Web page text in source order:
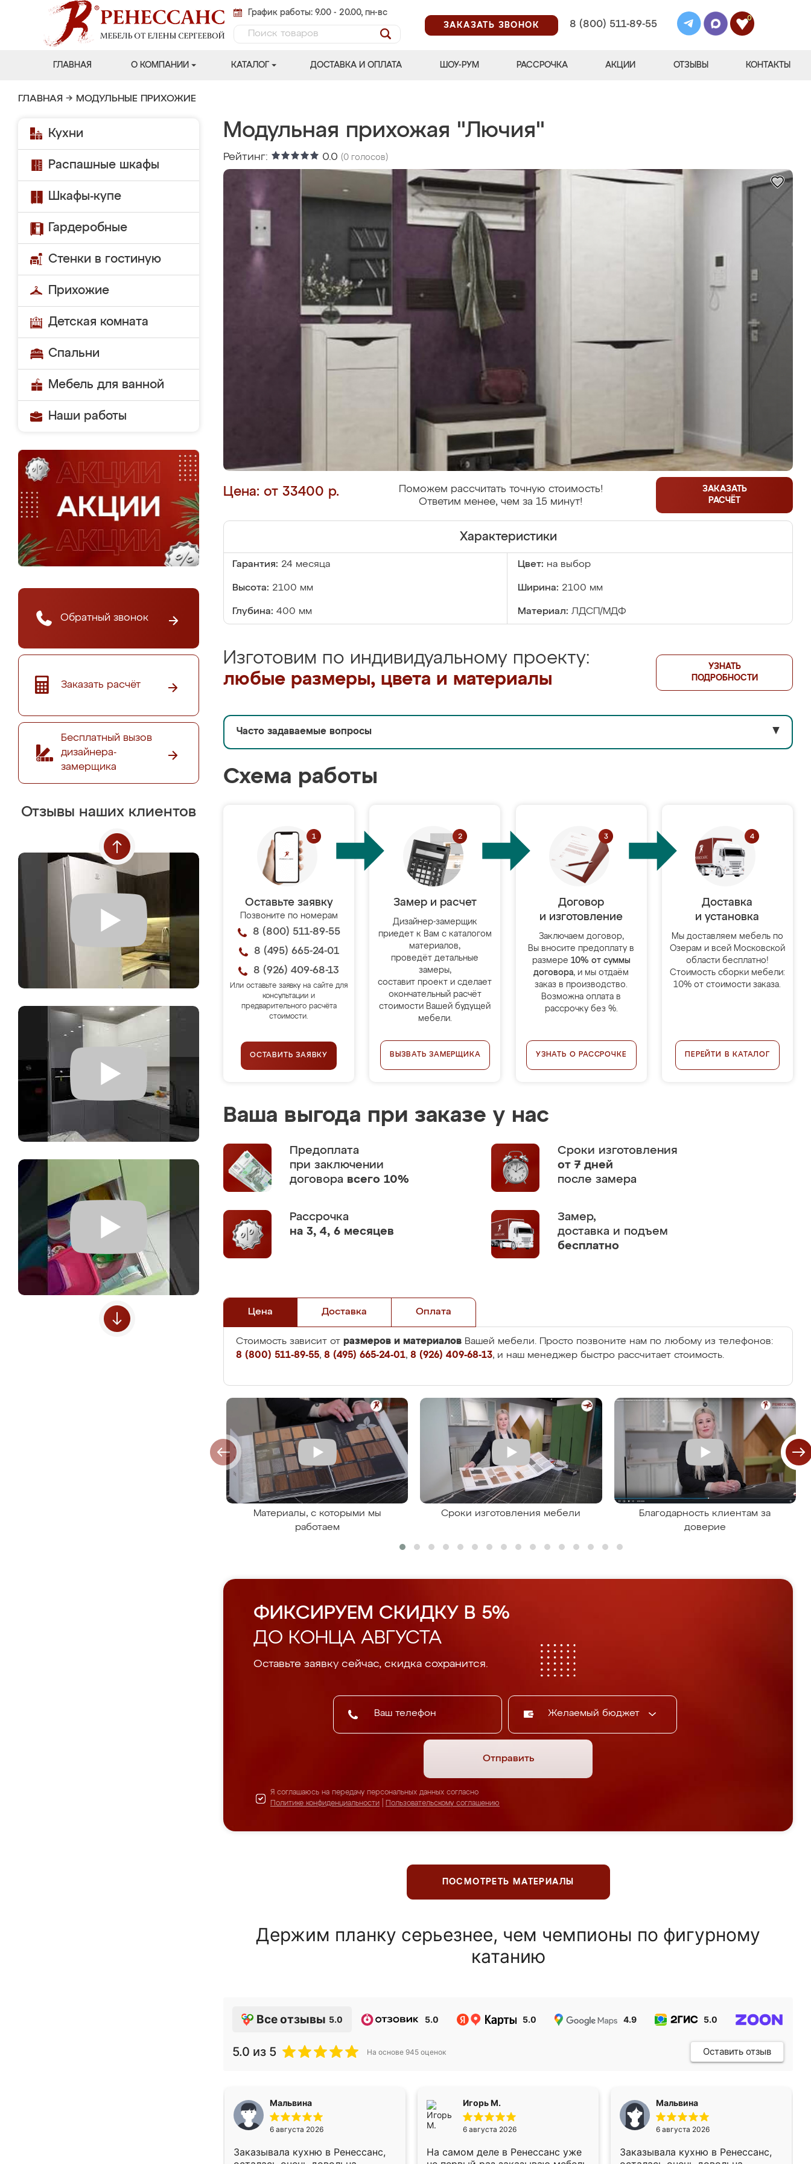
График работы: 9.00 - 20.00, пн-вс
ЗАКАЗАТЬ ЗВОНОК
8 (800) 511-89-55
0
ГЛАВНАЯ О КОМПАНИИ КАТАЛОГ ДОСТАВКА И ОПЛАТА ШОУ-РУМ РАССРОЧКА АКЦИИ ОТЗЫВЫ КОНТАКТЫ
ГЛАВНАЯ → МОДУЛЬНЫЕ ПРИХОЖИЕ
Кухни
Распашные шкафы
Шкафы-купе
Гардеробные
Стенки в гостиную
Прихожие
Детская комната
Спальни
Мебель для ванной
Наши работы
Обратный звонок
Заказать расчёт
Бесплатный вызов
дизайнера-
замерщика
Отзывы наших клиентов
Модульная прихожая "Лючия"
Рейтинг: 0.0 (0 голосов)
Цена: от 33400 р.
Поможем рассчитать точную стоимость!
Ответим менее, чем за 15 минут!
ЗАКАЗАТЬ
РАСЧЁТ
Характеристики
Гарантия: 24 месяца Цвет: на выбор
Высота: 2100 мм Ширина: 2100 мм
Глубина: 400 мм Материал: ЛДСП/МДФ
Изготовим по индивидуальному проекту:
любые размеры, цвета и материалы
УЗНАТЬ
ПОДРОБНОСТИ
Часто задаваемые вопросы ▼
Схема работы
Оставьте заявку
Позвоните по номерам
8 (800) 511-89-55
8 (495) 665-24-01
8 (926) 409-68-13
Или оставьте заявку на сайте для
консультации и
предварительного расчёта
стоимости.
ОСТАВИТЬ ЗАЯВКУ
Замер и расчет
Дизайнер-замерщик
приедет к Вам с каталогом
материалов,
проведёт детальные
замеры,
составит проект и сделает
окончательный расчёт
стоимости Вашей будущей
мебели.
ВЫЗВАТЬ ЗАМЕРЩИКА
Договор
и изготовление
Заключаем договор,
Вы вносите предоплату в
размере 10% от суммы
договора, и мы отдаём
заказ в производство.
Возможна оплата в
рассрочку без %.
УЗНАТЬ О РАССРОЧКЕ
Доставка
и установка
Мы доставляем мебель по
Озерам и всей Московской
области бесплатно!
Стоимость сборки мебели:
10% от стоимости заказа.
ПЕРЕЙТИ В КАТАЛОГ
Ваша выгода при заказе у нас
Предоплата
при заключении
договора всего 10%
Сроки изготовления
от 7 дней
после замера
Рассрочка
на 3, 4, 6 месяцев
Замер,
доставка и подъем
бесплатно
Цена Доставка Оплата
Стоимость зависит от размеров и материалов Вашей мебели. Просто позвоните нам по любому из телефонов:
8 (800) 511-89-55, 8 (495) 665-24-01, 8 (926) 409-68-13, и наш менеджер быстро рассчитает стоимость.
Материалы, с которыми мы
работаем
Сроки изготовления мебели
Благодарность клиентам за
доверие
ФИКСИРУЕМ СКИДКУ В 5%
ДО КОНЦА АВГУСТА
Оставьте заявку сейчас, скидка сохранится.
Желаемый бюджет
Отправить
Я соглашаюсь на передачу персональных данных согласно
Политике конфиденциальности
Пользовательскому соглашению
ПОСМОТРЕТЬ МАТЕРИАЛЫ
Держим планку серьезнее, чем чемпионы по фигурному
катанию
Все отзывы 5.0 5.0 5.0 4.9 5.0
5.0 из 5 На основе 945 оценок Оставить отзыв
Мальвина
6 августа 2026
Заказывала кухню в Ренессанс,
Игорь М.
6 августа 2026
На самом деле в Ренессанс уже
Мальвина
6 августа 2026
Заказывала кухню в Ренессанс,